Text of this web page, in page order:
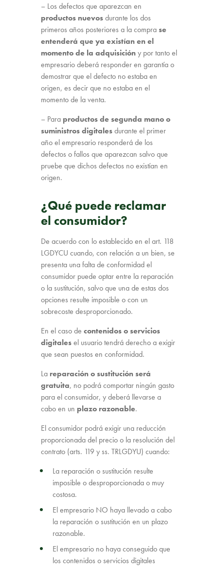
– Los defectos que aparezcan en
productos nuevosdurante los dos
primeros años posteriores a la compra se
entenderá que ya existían en el
momento de la adquisicióny por tanto el
empresario deberá responder en garantía o
demostrar que el defecto no estaba en
origen, es decir que no estaba en el
momento de la venta.
– Para productos de segunda mano o
suministros digitalesdurante el primer
año el empresario responderá de los
defectos o fallos que aparezcan salvo que
pruebe que dichos defectos no existían en
origen.
¿Qué puede reclamar
el consumidor?
De acuerdo con lo establecido en el art. 118
LGDYCU cuando, con relación a un bien, se
presenta una falta de conformidad el
consumidor puede optar entre la reparación
o la sustitución, salvo que una de estas dos
opciones resulte imposible o con un
sobrecoste desproporcionado.
En el caso de contenidos o servicios
digitalesel usuario tendrá derecho a exigir
que sean puestos en conformidad.
La reparación o sustitución será
gratuita, no podrá comportar ningún gasto
para el consumidor, y deberá llevarse a
cabo en un plazo razonable.
El consumidor podrá exigir una reducción
proporcionada del precio o la resolución del
contrato (arts. 119 y ss. TRLGDYU) cuando:
La reparación o sustitución resulte
imposible o desproporcionada o muy
costosa.
El empresario NO haya llevado a cabo
la reparación o sustitución en un plazo
razonable.
El empresario no haya conseguido que
los contenidos o servicios digitales